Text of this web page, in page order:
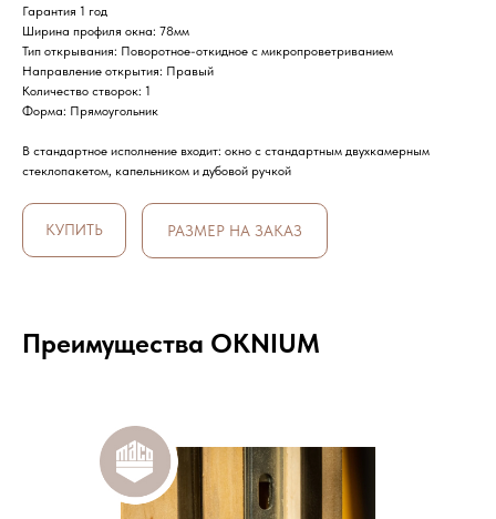
Гарантия 1 год
Ширина профиля окна: 78мм
Тип открывания: Поворотное-откидное с микропроветриванием
Направление открытия: Правый
Количество створок: 1
Форма: Прямоугольник
В стандартное исполнение входит: окно с стандартным двухкамерным
стеклопакетом, капельником и дубовой ручкой
КУПИТЬ РАЗМЕР НА ЗАКАЗ
Преимущества OKNIUM